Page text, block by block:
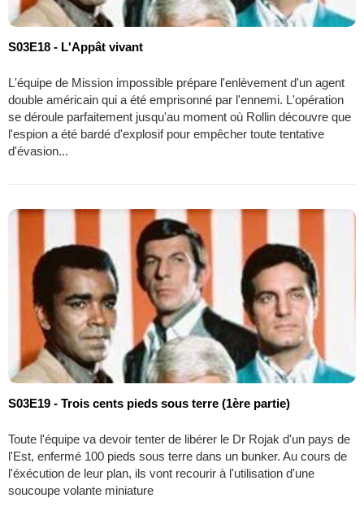
S03E18 - L'Appât vivant
L'équipe de Mission impossible prépare l'enlèvement d'un agent
double américain qui a été emprisonné par l'ennemi. L'opération
se déroule parfaitement jusqu'au moment où Rollin découvre que
l'espion a été bardé d'explosif pour empêcher toute tentative
d'évasion...
S03E19 - Trois cents pieds sous terre (1ère partie)
Toute l'équipe va devoir tenter de libérer le Dr Rojak d'un pays de
l'Est, enfermé 100 pieds sous terre dans un bunker. Au cours de
l'éxécution de leur plan, ils vont recourir à l'utilisation d'une
soucoupe volante miniature